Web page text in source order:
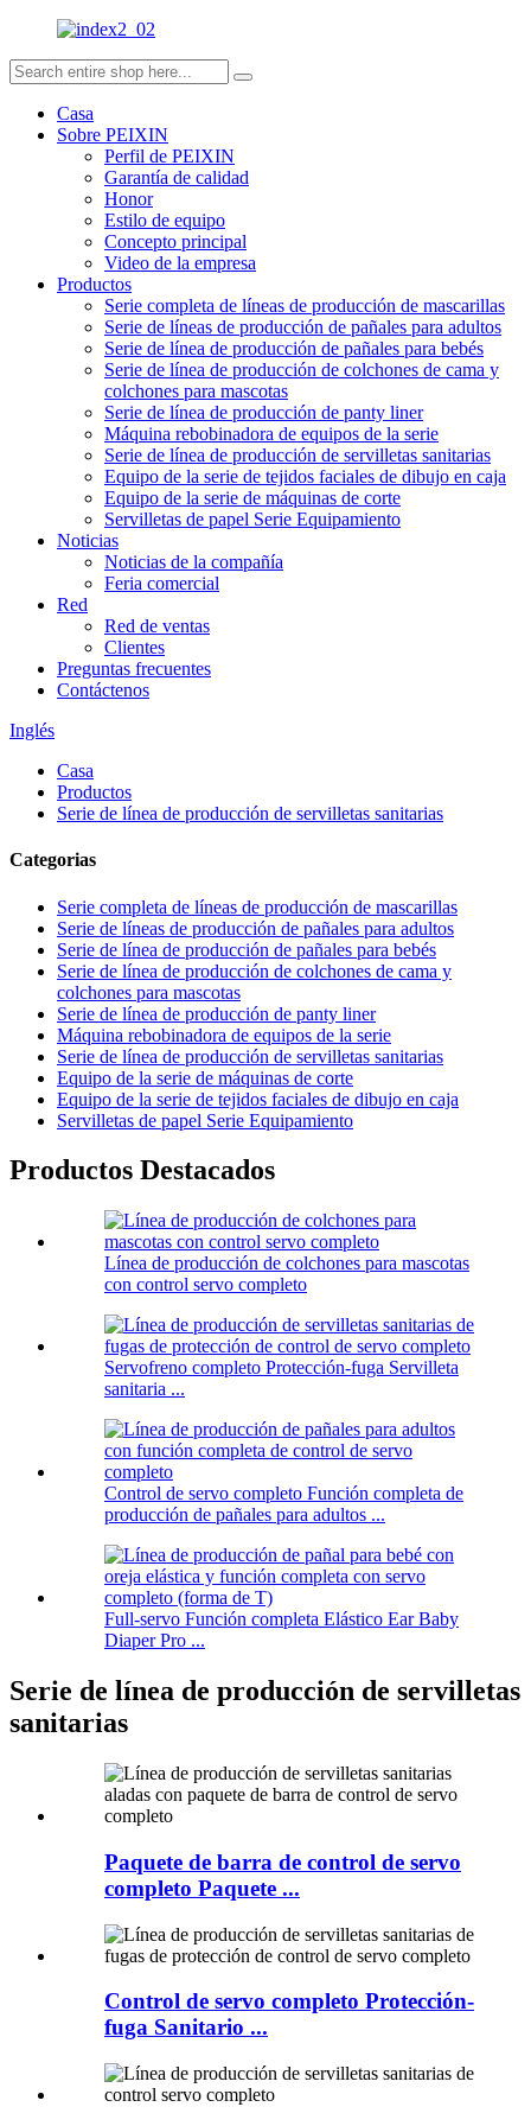
Casa
Sobre PEIXIN
Perfil de PEIXIN
Garantía de calidad
Honor
Estilo de equipo
Concepto principal
Video de la empresa
Productos
Serie completa de líneas de producción de mascarillas
Serie de líneas de producción de pañales para adultos
Serie de línea de producción de pañales para bebés
Serie de línea de producción de colchones de cama y
colchones para mascotas
Serie de línea de producción de panty liner
Máquina rebobinadora de equipos de la serie
Serie de línea de producción de servilletas sanitarias
Equipo de la serie de tejidos faciales de dibujo en caja
Equipo de la serie de máquinas de corte
Servilletas de papel Serie Equipamiento
Noticias
Noticias de la compañía
Feria comercial
Red
Red de ventas
Clientes
Preguntas frecuentes
Contáctenos
Inglés
Casa
Productos
Serie de línea de producción de servilletas sanitarias
Categorias
Serie completa de líneas de producción de mascarillas
Serie de líneas de producción de pañales para adultos
Serie de línea de producción de pañales para bebés
Serie de línea de producción de colchones de cama y
colchones para mascotas
Serie de línea de producción de panty liner
Máquina rebobinadora de equipos de la serie
Serie de línea de producción de servilletas sanitarias
Equipo de la serie de máquinas de corte
Equipo de la serie de tejidos faciales de dibujo en caja
Servilletas de papel Serie Equipamiento
Productos Destacados
Línea de producción de colchones para mascotas
con control servo completo
Servofreno completo Protección-fuga Servilleta
sanitaria ...
Control de servo completo Función completa de
producción de pañales para adultos ...
Full-servo Función completa Elástico Ear Baby
Diaper Pro ...
Serie de línea de producción de servilletas
sanitarias
Paquete de barra de control de servo
completo Paquete ...
Control de servo completo Protección-
fuga Sanitario ...